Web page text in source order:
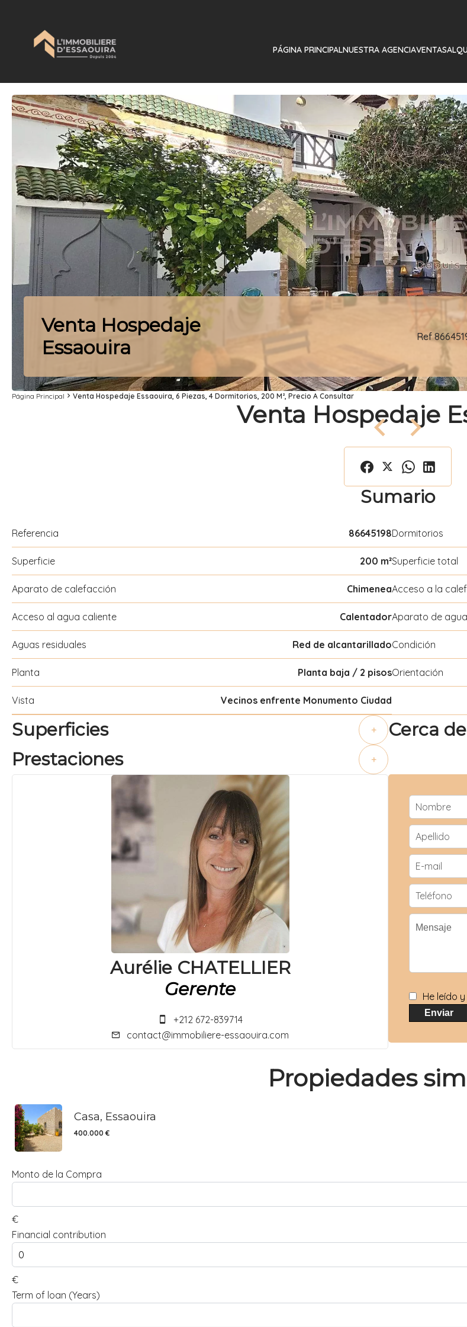
PÁGINA PRINCIPALNUESTRA AGENCIAVENTAS
Venta Hospedaje
Essaouira
Ref
Página Principal Venta Hospedaje Essaouira, 6 Piezas, 4 Dormitorios, 200 M², Precio A Consultar
Venta Hospedaje
Sumario
Referencia 86645198Dormitorios
Superficie 200 m²Superficie total
Aparato de calefacción ChimeneaAcceso a la
Acceso al agua caliente CalentadorAparato de
Aguas residuales Red de alcantarilladoCondición
Planta Planta baja / 2 pisosOrientación
Vista Vecinos enfrente Monumento Ciudad
Superficies + Cerca de
Prestaciones +
Aurélie CHATELLIER
Gerente
+212 672-839714
contact@immobiliere-essaouira.com
He leído
Enviar
Propiedades
Casa, Essaouira
400.000 €
Monto de la Compra
€
Financial contribution
€
Term of loan (Years)